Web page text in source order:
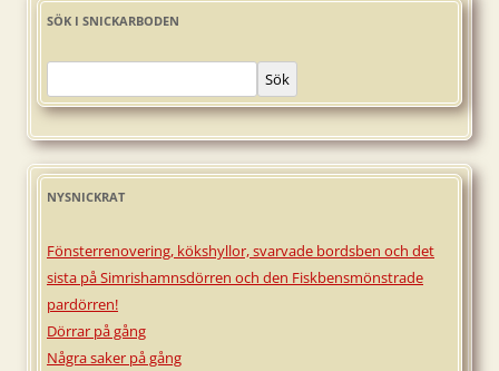
SÖK I SNICKARBODEN
Sök
NYSNICKRAT
Fönsterrenovering, kökshyllor, svarvade bordsben och det
sista på Simrishamnsdörren och den Fiskbensmönstrade
pardörren!
Dörrar på gång
Några saker på gång